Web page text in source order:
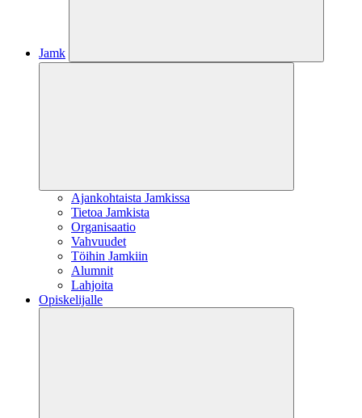
Jamk
Ajankohtaista Jamkissa
Tietoa Jamkista
Organisaatio
Vahvuudet
Töihin Jamkiin
Alumnit
Lahjoita
Opiskelijalle